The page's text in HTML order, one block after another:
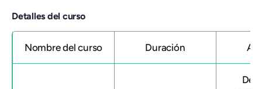
Detalles del curso
Nombre del curso Duración